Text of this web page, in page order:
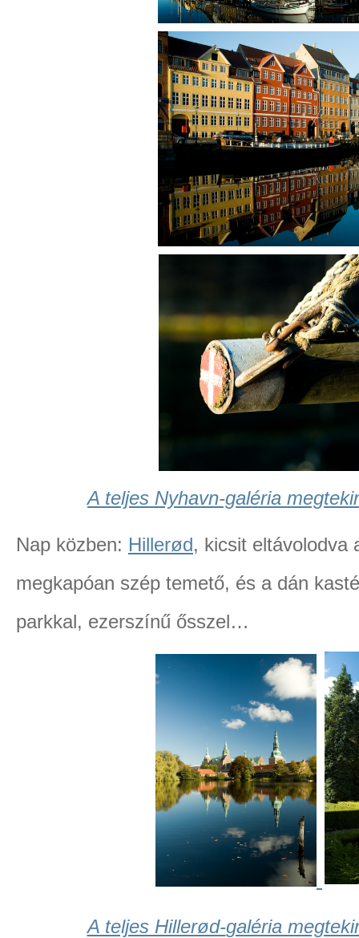
A teljes Nyhavn-galéria
Nap közben: Hillerød, kicsit eltávolodva
megkapóan szép temető, és a dán
parkkal, ezerszínű ősszel…
A teljes Hillerød-galéria